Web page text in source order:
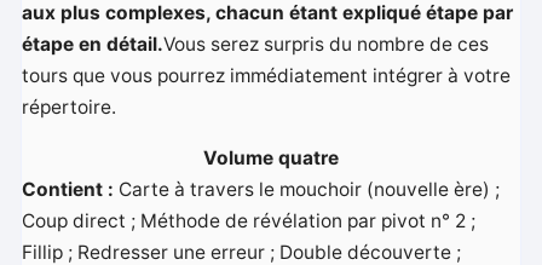
aux plus complexes, chacun étant expliqué étape par
étape en détail.Vous serez surpris du nombre de ces
tours que vous pourrez immédiatement intégrer à votre
répertoire.
Volume quatre
Contient : Carte à travers le mouchoir (nouvelle ère) ;
Coup direct ; Méthode de révélation par pivot n° 2 ;
Fillip ; Redresser une erreur ; Double découverte ;